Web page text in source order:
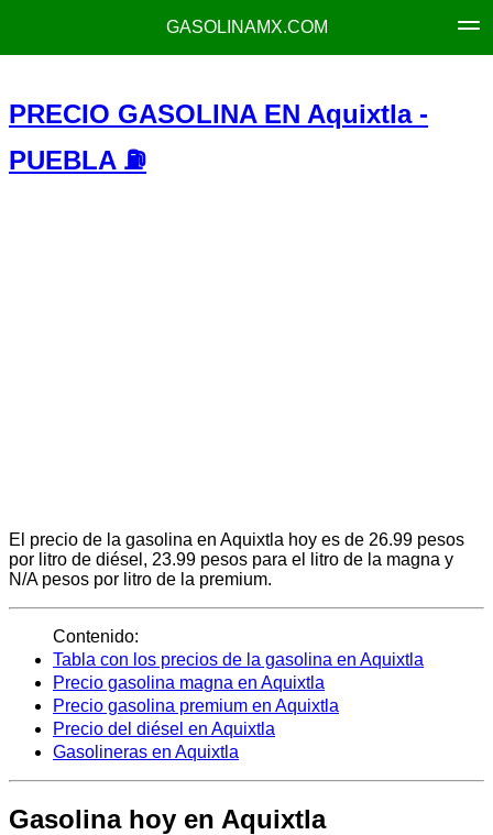
GASOLINAMX.COM
PRECIO GASOLINA EN Aquixtla -
PUEBLA ⛽
El precio de la gasolina en Aquixtla hoy es de 26.99 pesos
por litro de diésel, 23.99 pesos para el litro de la magna y
N/A pesos por litro de la premium.
Contenido:
Tabla con los precios de la gasolina en Aquixtla
Precio gasolina magna en Aquixtla
Precio gasolina premium en Aquixtla
Precio del diésel en Aquixtla
Gasolineras en Aquixtla
Gasolina hoy en Aquixtla